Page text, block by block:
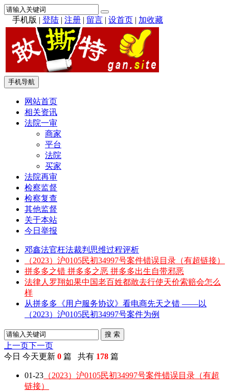
手机版 | 登陆 | 注册 | 留言 | 设首页 | 加收藏
手机导航
网站首页
相关资讯
法院一审
商家
平台
法院
买家
法院再审
检察监督
检察复查
其他监督
关于本站
今日举报
邓鑫法官枉法裁判思维过程评析
（2023）沪0105民初34997号案件错误目录（有超链接）
拼多多之错 拼多多之恶 拼多多出生自带邪恶
法律人罗翔如果中国老百姓都敢去行使天价索赔会怎么
样
从拼多多《用户服务协议》看电商先天之错 ——以
（2023）沪0105民初34997号案件为例
搜 索
上一页下一页
今日 今天更新 0 篇 共有 178 篇
01-23 （2023）沪0105民初34997号案件错误目录（有超
链接）